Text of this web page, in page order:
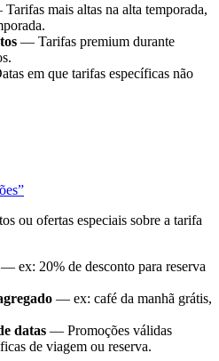
mais altas na alta temporada,
— Tarifas premium durante
em que tarifas específicas não
ou ofertas especiais sobre a tarifa
— ex: 20% de desconto para reserva
— ex: café da manhã grátis,
datas — Promoções válidas
de viagem ou reserva.